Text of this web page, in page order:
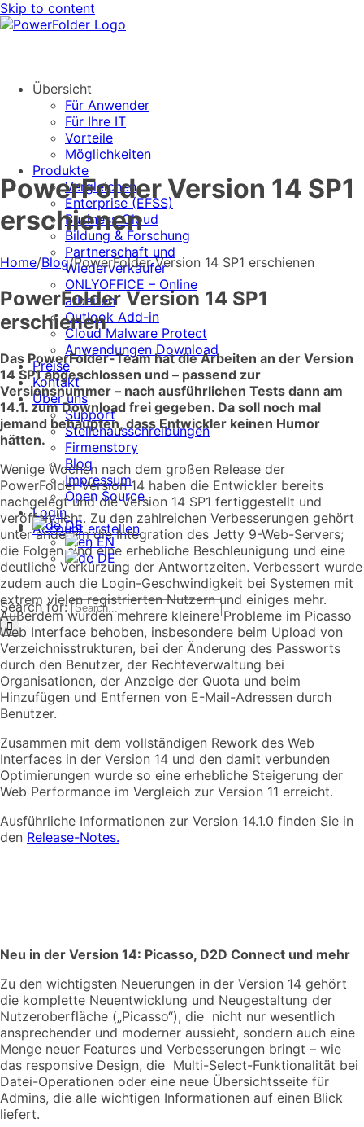
Skip to content
Übersicht
Für Anwender
Für Ihre IT
Vorteile
Möglichkeiten
Produkte
Vergleichen
Enterprise (EFSS)
Business Cloud
Bildung & Forschung
Partnerschaft und
Wiederverkäufer
ONLYOFFICE – Online
arbeiten
Outlook Add-in
Cloud Malware Protect
Anwendungen Download
Preise
Kontakt
Über uns
Support
Stellenausschreibungen
Firmenstory
Blog
Impressum
Open Source
Login
Account erstellen
DE
EN
DE
Search for:
PowerFolder Version 14 SP1
erschienen
Home/Blog/PowerFolder Version 14 SP1 erschienen
PowerFolder Version 14 SP1
erschienen
Das PowerFolder-Team hat die Arbeiten an der Version
14 SP1 abgeschlossen und – passend zur
Versionsnummer – nach ausführlichen Tests dann am
14.1. zum Download frei gegeben. Da soll noch mal
jemand behaupten, dass Entwickler keinen Humor
hätten.
Wenige Wochen nach dem großen Release der
PowerFolder Version 14 haben die Entwickler bereits
nachgelegt und die Version 14 SP1 fertiggestellt und
veröffentlicht. Zu den zahlreichen Verbesserungen gehört
unter anderem die Integration des Jetty 9-Web-Servers;
die Folgen sind eine erhebliche Beschleunigung und eine
deutliche Verkürzung der Antwortzeiten. Verbessert wurde
zudem auch die Login-Geschwindigkeit bei Systemen mit
extrem vielen registrierten Nutzern und einiges mehr.
Außerdem wurden mehrere kleinere Probleme im Picasso
Web Interface behoben, insbesondere beim Upload von
Verzeichnisstrukturen, bei der Änderung des Passworts
durch den Benutzer, der Rechteverwaltung bei
Organisationen, der Anzeige der Quota und beim
Hinzufügen und Entfernen von E-Mail-Adressen durch
Benutzer.
Zusammen mit dem vollständigen Rework des Web
Interfaces in der Version 14 und den damit verbunden
Optimierungen wurde so eine erhebliche Steigerung der
Web Performance im Vergleich zur Version 11 erreicht.
Ausführliche Informationen zur Version 14.1.0 finden Sie in
den Release-Notes.
Neu in der Version 14: Picasso, D2D Connect und mehr
Zu den wichtigsten Neuerungen in der Version 14 gehört
die komplette Neuentwicklung und Neugestaltung der
Nutzeroberfläche („Picasso“), die nicht nur wesentlich
ansprechender und moderner aussieht, sondern auch eine
Menge neuer Features und Verbesserungen bringt – wie
das responsive Design, die Multi-Select-Funktionalität bei
Datei-Operationen oder eine neue Übersichtsseite für
Admins, die alle wichtigen Informationen auf einen Blick
liefert.